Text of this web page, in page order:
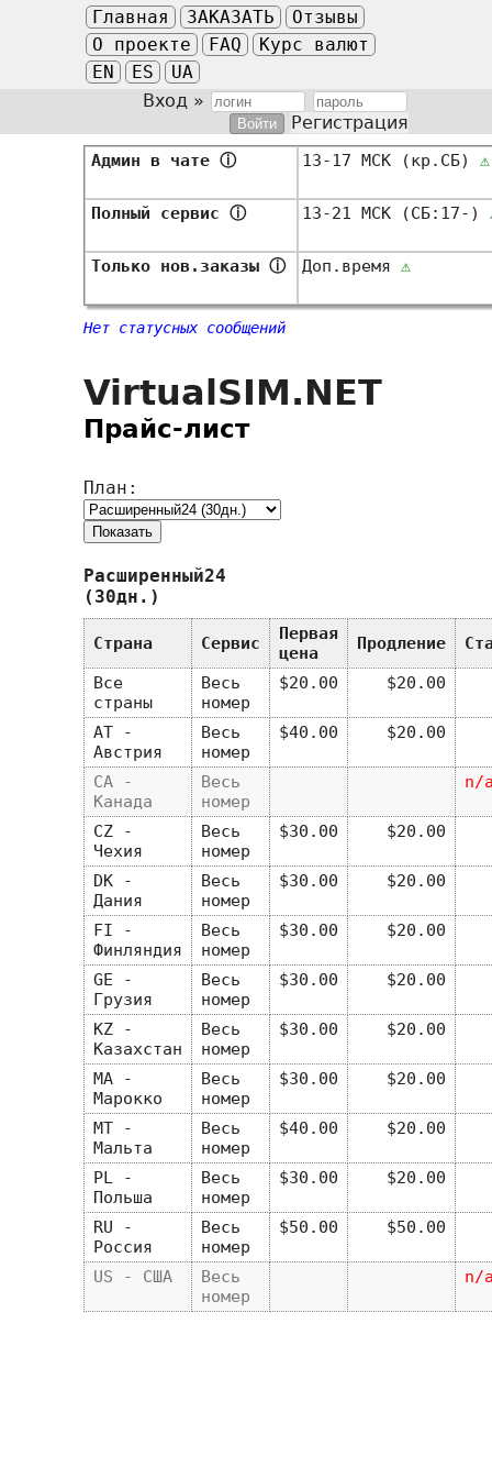
Главная ЗАКАЗАТЬ
Отзывы
О проекте
FAQ
Курс валют
EN
ES
UA
Вход »
Регистрация
Админ в чатеⓘ 13-17 МСК (кр.СБ)⚠
Полный сервисⓘ 13-21 МСК (СБ:17-)
Только нов.заказыⓘ Доп.время⚠
Нет статусных сообщений
VirtualSIM.NET
Прайс-лист
План:
Расширенный24
(30дн.)
Страна Сервис
Первая
цена
Продление
Все
страны
Весь
номер
$20.00 $20.00
AT -
Австрия
Весь
номер
$40.00 $20.00
CA -
Канада
Весь
номер
n/
CZ -
Чехия
Весь
номер
$30.00 $20.00
DK -
Дания
Весь
номер
$30.00 $20.00
FI -
Финляндия
Весь
номер
$30.00 $20.00
GE -
Грузия
Весь
номер
$30.00 $20.00
KZ -
Казахстан
Весь
номер
$30.00 $20.00
MA -
Марокко
Весь
номер
$30.00 $20.00
MT -
Мальта
Весь
номер
$40.00 $20.00
PL -
Польша
Весь
номер
$30.00 $20.00
RU -
Россия
Весь
номер
$50.00 $50.00
US - США
Весь
номер
n/